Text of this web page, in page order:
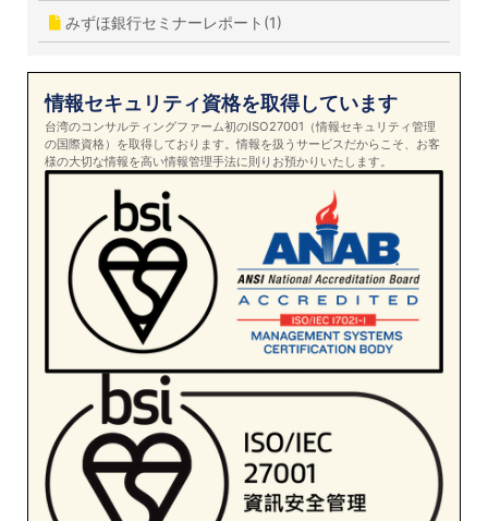
みずほ銀行セミナーレポート(1)
情報セキュリティ資格を取得しています
台湾のコンサルティングファーム初のISO27001（情報セキュリティ管理
の国際資格）を取得しております。情報を扱うサービスだからこそ、お客
様の大切な情報を高い情報管理手法に則りお預かりいたします。